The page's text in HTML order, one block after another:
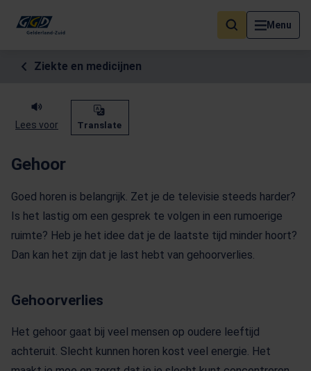
Menu
Als de resultaten voor automatisch aanvullen beschikbaar zijn,
Ziekte en medicijnen
Lees voor Translate
Gehoor
Goed horen is belangrijk. Zet je de televisie steeds harder?
Is het lastig om een gesprek te volgen in een rumoerige
ruimte? Heb je het idee dat je de laatste tijd minder hoort?
Dan kan het zijn dat je last hebt van gehoorverlies.
Gehoorverlies
Het gehoor gaat bij veel mensen op oudere leeftijd
achteruit. Slecht kunnen horen kost veel energie. Het